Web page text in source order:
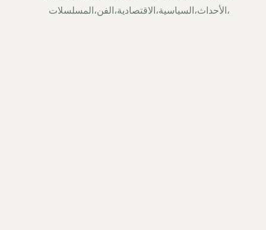
،الأحداث،السياسية،الاقتصادية،الفن،المسلسلات